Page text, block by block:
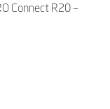
Connect R20 –